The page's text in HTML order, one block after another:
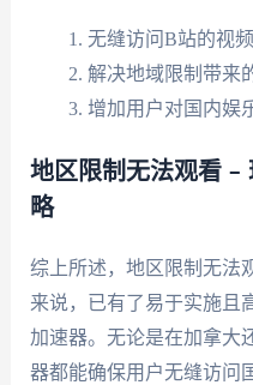
无缝访问B站的视
解决地域限制带来
增加用户对国内娱
地区限制无法观看 –
略
综上所述，地区限制无法
来说，已有了易于实施且
加速器。无论是在加拿大
器都能确保用户无缝访问